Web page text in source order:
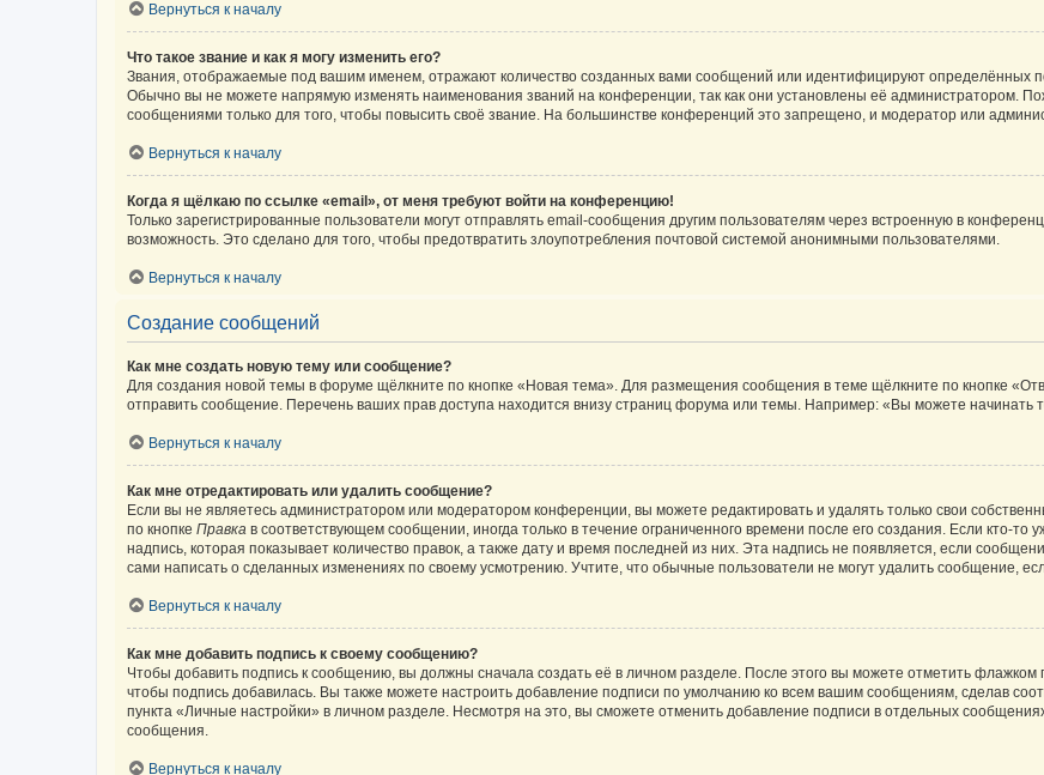
Вернуться к началу
Что такое звание и как я могу изменить его?
Звания, отображаемые под вашим именем, отражают количество созданных вами сообщений или идентифицируют определённых
Обычно вы не можете напрямую изменять наименования званий на конференции, так как они установлены её администратором.
сообщениями только для того, чтобы повысить своё звание. На большинстве конференций это запрещено, и модератор или
Вернуться к началу
Когда я щёлкаю по ссылке «email», от меня требуют войти на конференцию!
Только зарегистрированные пользователи могут отправлять email-сообщения другим пользователям через встроенную в
возможность. Это сделано для того, чтобы предотвратить злоупотребления почтовой системой анонимными пользователями.
Вернуться к началу
Создание сообщений
Как мне создать новую тему или сообщение?
Для создания новой темы в форуме щёлкните по кнопке «Новая тема». Для размещения сообщения в теме щёлкните по кнопке
отправить сообщение. Перечень ваших прав доступа находится внизу страниц форума или темы. Например: «Вы можете
Вернуться к началу
Как мне отредактировать или удалить сообщение?
Если вы не являетесь администратором или модератором конференции, вы можете редактировать и удалять только свои
по кнопке Правка в соответствующем сообщении, иногда только в течение ограниченного времени после его создания. Если кто-
надпись, которая показывает количество правок, а также дату и время последней из них. Эта надпись не появляется, если
сами написать о сделанных изменениях по своему усмотрению. Учтите, что обычные пользователи не могут удалить сообщение,
Вернуться к началу
Как мне добавить подпись к своему сообщению?
Чтобы добавить подпись к сообщению, вы должны сначала создать её в личном разделе. После этого вы можете отметить флажком
чтобы подпись добавилась. Вы также можете настроить добавление подписи по умолчанию ко всем вашим сообщениям, сделав
пункта «Личные настройки» в личном разделе. Несмотря на это, вы сможете отменить добавление подписи в отдельных
сообщения.
Вернуться к началу